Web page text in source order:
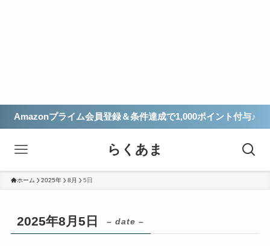
Amazonプライム会員登録＆条件達成で1,000ポイント付与♪
らくあま
ホーム 2025年 8月 5日
2025年8月5日 – date –